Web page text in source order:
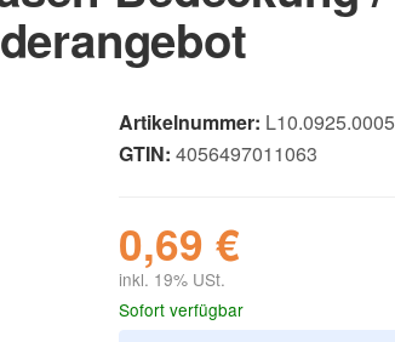
Artikelnummer:
GTIN: 4056497011063
0,69 €
inkl. 19% USt.
Sofort verfügbar